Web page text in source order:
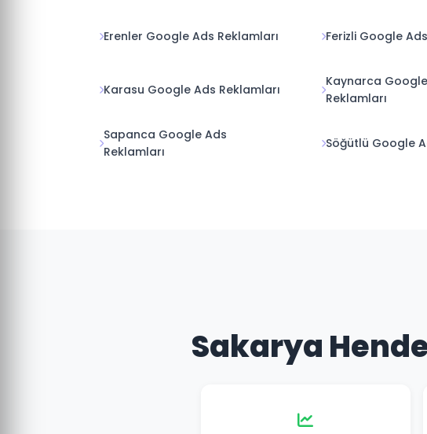
Erenler Google Ads Reklamları Ferizli Google
Karasu Google Ads Reklamları
Kaynarca
Reklamları
Sapanca Google Ads
Reklamları
Söğütlü Google
Sakarya